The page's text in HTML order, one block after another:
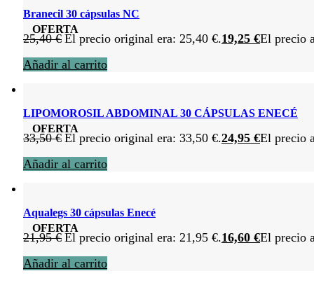
OFERTA
Branecil 30 cápsulas NC
25,40€ El precio original era: 25,40 €.19,25 €El precio
Añadir al carrito
OFERTA
LIPOMOROSIL ABDOMINAL 30 CÁPSULAS ENECÉ
33,50€ El precio original era: 33,50 €.24,95 €El precio
Añadir al carrito
OFERTA
Aqualegs 30 cápsulas Enecé
21,95€ El precio original era: 21,95 €.16,60 €El precio
Añadir al carrito